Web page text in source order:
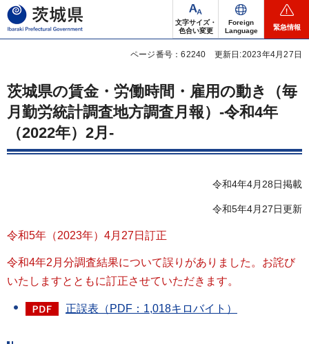
茨城県
文字サイズ・
色合い変更
Foreign
Language
緊急情報
ページ番号：62240 更新日:2023年4月27日
茨城県の賃金・労働時間・雇用の動き（毎
月勤労統計調査地方調査月報）-令和4年
（2022年）2月-
令和4年4月28日掲載
令和5年4月27日更新
令和5年（2023年）4月27日訂正
令和4年2月分調査結果について誤りがありました。お詫び
いたしますとともに訂正させていただきます。
正誤表（PDF：1,018キロバイト）